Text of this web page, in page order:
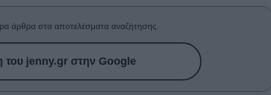
άρθρα στα αποτελέσματα αναζήτησης.
του jenny.gr στην Google